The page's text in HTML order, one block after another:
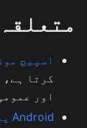
متعلقہ
اسپیچ
کرتا ہے،
اور
Android پر